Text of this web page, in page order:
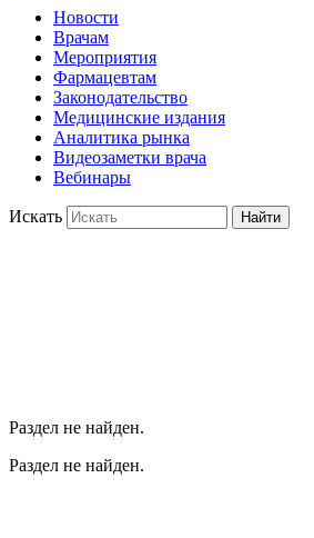
Новости
Врачам
Мероприятия
Фармацевтам
Законодательство
Медицинские издания
Аналитика рынка
Видеозаметки врача
Вебинары
Искать Найти
Раздел не найден.
Раздел не найден.